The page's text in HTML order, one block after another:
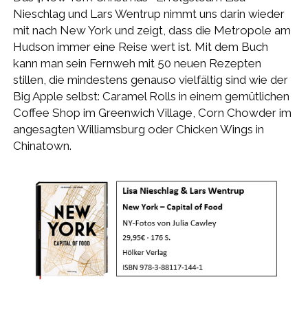
Nieschlag und Lars Wentrup nimmt uns darin wieder
mit nach New York und zeigt, dass die Metropole am
Hudson immer eine Reise wert ist. Mit dem Buch
kann man sein Fernweh mit 50 neuen Rezepten
stillen, die mindestens genauso vielfältig sind wie der
Big Apple selbst: Caramel Rolls in einem gemütlichen
Coffee Shop im Greenwich Village, Corn Chowder im
angesagten Williamsburg oder Chicken Wings in
Chinatown.